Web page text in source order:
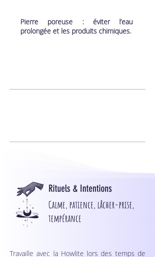
Pierre poreuse : éviter l’eau
prolongée et les produits chimiques.
Rituels & Intentions
Calme, patience, lâcher-prise,
tempérance
Travaille avec la Howlite lors des temps de